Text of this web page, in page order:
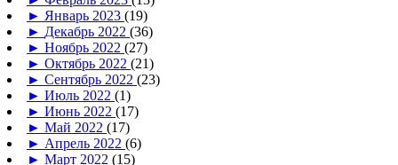
► Январь 2023 (19)
► Декабрь 2022 (36)
► Ноябрь 2022 (27)
► Октябрь 2022 (21)
► Сентябрь 2022 (23)
► Июль 2022 (1)
► Июнь 2022 (17)
► Май 2022 (17)
► Апрель 2022 (6)
► Март 2022 (15)